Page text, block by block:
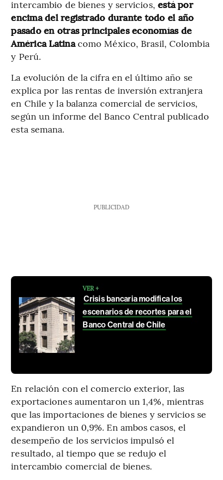
intercambio de bienes y servicios, está por
encima del registrado durante todo el año
pasado en otras principales economías de
América Latinacomo México, Brasil, Colombia
y Perú.
La evolución de la cifra en el último año se
explica por las rentas de inversión extranjera
en Chile y la balanza comercial de servicios,
según un informe del Banco Central publicado
esta semana.
PUBLICIDAD
VER +
Crisis bancaria modifica los
escenarios de recortes para el
Banco Central de Chile
En relación con el comercio exterior, las
exportaciones aumentaron un 1,4%, mientras
que las importaciones de bienes y servicios se
expandieron un 0,9%. En ambos casos, el
desempeño de los servicios impulsó el
resultado, al tiempo que se redujo el
intercambio comercial de bienes.